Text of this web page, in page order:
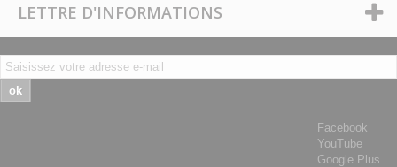
LETTRE D'INFORMATIONS
ok
Facebook
YouTube
Google Plus